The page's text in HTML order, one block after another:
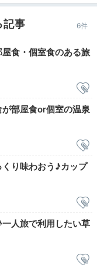
裏
トアップされた温
のすぐ近くにあ
を巡るもよし。
晩酌を楽しむのも
記事 6件
食・個室食のある旅
が部屋食or個室の温泉
くり味わおう♪カップ
人旅で利用したい草